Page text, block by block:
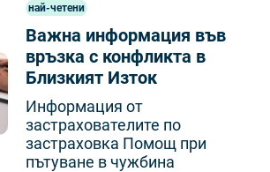
най-четени
Важна информация във
връзка с конфликта в
Близкият Изток
Информация от
застрахователите по
застраховка Помощ при
пътуване в чужбина